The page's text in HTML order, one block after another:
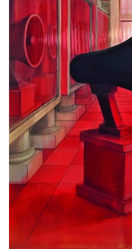
Cómics
Críticas
Cultura
Diccionario portátil de la
Documentos
Fragmentos
Gran reserva
Historia
Historia material de los libros
Lagunas mentales
Libros
Libros usados